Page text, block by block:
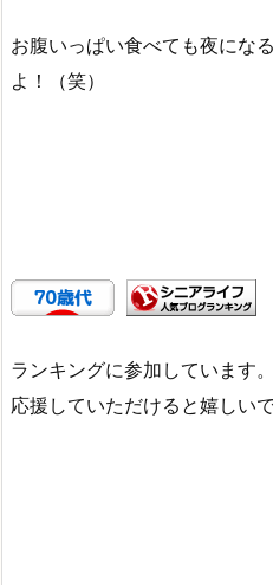
お腹いっぱい食べても夜にな
よ！（笑）
ランキングに参加しています。
応援していただけると嬉しいで